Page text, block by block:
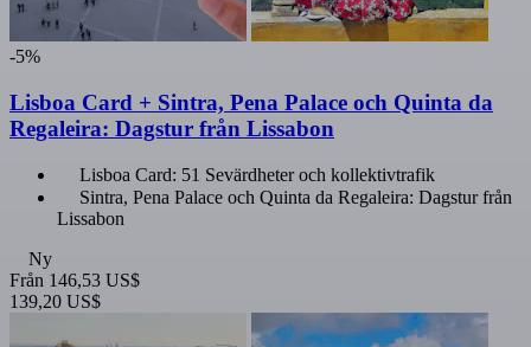
-5%
Lisboa Card + Sintra, Pena Palace och Quinta da
Regaleira: Dagstur från Lissabon
Lisboa Card: 51 Sevärdheter och kollektivtrafik
Sintra, Pena Palace och Quinta da Regaleira: Dagstur från
Lissabon
Ny
Från 146,53 US$
139,20 US$